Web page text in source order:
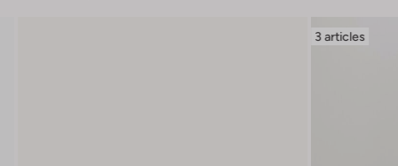
3 articles